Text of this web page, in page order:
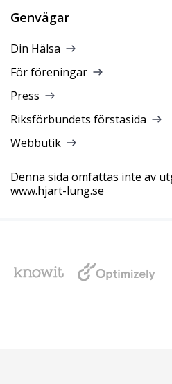
Genvägar
Din Hälsa
För föreningar
Press
Riksförbundets förstasida
Webbutik
Denna sida omfattas inte av
www.hjart-lung.se